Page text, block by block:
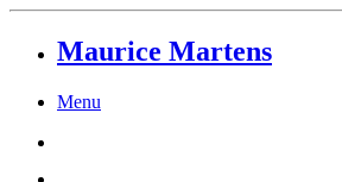
Maurice Martens
Menu